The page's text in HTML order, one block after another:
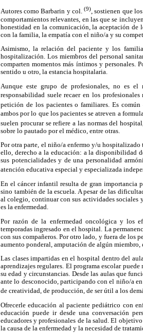
Autores como Barbarin y col.(9), sostienen que
comportamientos relevantes, en las que se
honestidad en la comunicación, la aceptación de
con la familia, la empatía con el niño/a y su
Asimismo, la relación del paciente y los
hospitalización. Los miembros del personal
comparten momentos más íntimos y personales.
sentido u otro, la estancia hospitalaria.
Aunque este grupo de profesionales, no es
responsabilidad suele recaer en los
petición de los pacientes o familiares. Es
ambos por lo que los pacientes se atreven a
suelen procurar se refiere a las normas del
sobre lo pautado por el médico, entre otras.
Por otra parte, el niño/a enfermo y/u hospitalizado
ello, derecho a la educación: a la disponibilidad
sus potencialidades y de una personalidad
atención educativa especial y especializada
En el cáncer infantil resulta de gran importancia
sino también de la escuela. A pesar de las
al colegio, continuar con sus actividades sociales
es la enfermedad.
Por razón de la enfermedad oncológica y los
temporadas ingresado en el hospital. La
con sus compañeros. Por otro lado, y fuera de los
aumento ponderal, amputación de algún
Las clases impartidas en el hospital dentro del
aprendizajes regulares. El programa escolar
su edad y circunstancias. Desde las aulas que
ante lo desconocido, participando con el niño/a
de creatividad, de producción, de ser útil a los
Ofrecerle educación al paciente pediátrico con
educación puede ir desde una conversación
educadores y profesionales de la salud. El
la causa de la enfermedad y la necesidad de